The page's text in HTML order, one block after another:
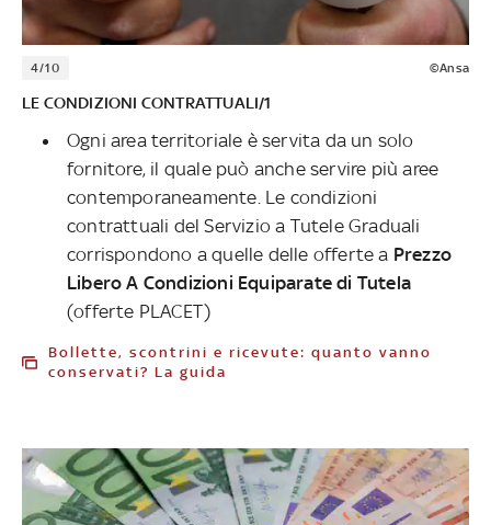
4/10 ©Ansa
LE CONDIZIONI CONTRATTUALI/1
Ogni area territoriale è servita da un solo
fornitore, il quale può anche servire più aree
contemporaneamente. Le condizioni
contrattuali del Servizio a Tutele Graduali
corrispondono a quelle delle offerte a Prezzo
Libero A Condizioni Equiparate di Tutela
(offerte PLACET)
Bollette, scontrini e ricevute: quanto vanno
conservati? La guida